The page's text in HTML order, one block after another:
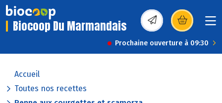
Biocoop Du Marmandais (s’ouvre dans une
Prochaine ouverture à 09:30
Accueil
Toutes nos recettes